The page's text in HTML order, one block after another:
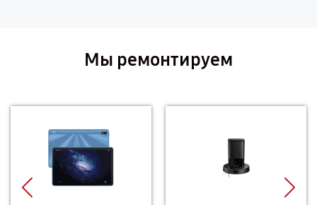
Мы ремонтируем